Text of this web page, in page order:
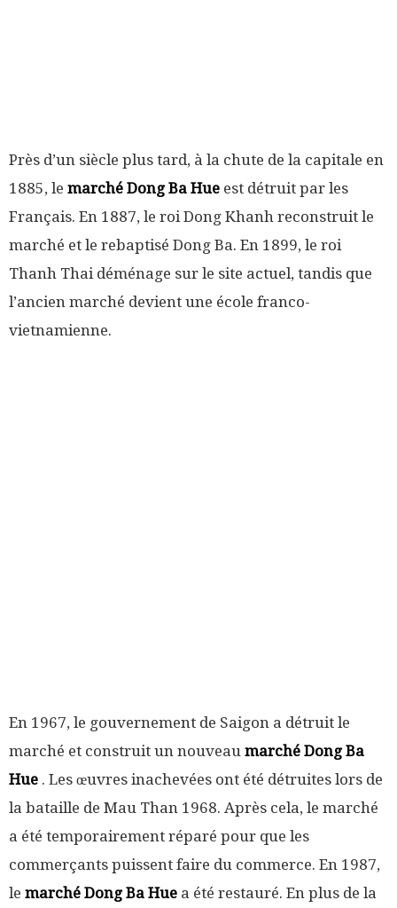
Près d’un siècle plus tard, à la chute de la capitale en
1885, le marché Dong Ba Hue est détruit par les
Français. En 1887, le roi Dong Khanh reconstruit le
marché et le rebaptisé Dong Ba. En 1899, le roi
Thanh Thai déménage sur le site actuel, tandis que
l’ancien marché devient une école franco-
vietnamienne.
En 1967, le gouvernement de Saigon a détruit le
marché et construit un nouveau marché Dong Ba
Hue . Les œuvres inachevées ont été détruites lors de
la bataille de Mau Than 1968. Après cela, le marché
a été temporairement réparé pour que les
commerçants puissent faire du commerce. En 1987,
le marché Dong Ba Hue a été restauré. En plus de la